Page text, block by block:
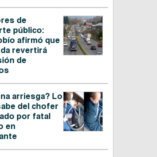
de
público:
afirmó que
revertirá
de
arriesga? Lo
del chofer
por fatal
en